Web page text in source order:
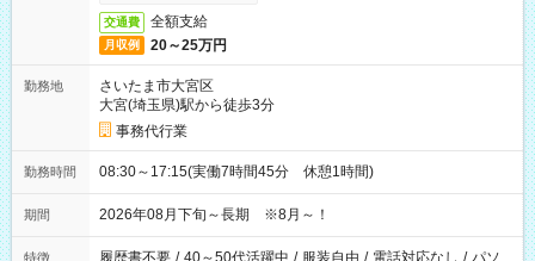
交通費 全額支給
月収例 20～25万円
勤務地
さいたま市大宮区
大宮(埼玉県)駅から徒歩3分
事務代行業
勤務時間 08:30～17:15(実働7時間45分 休憩1時間)
期間 2026年08月下旬～長期 ※8月～！
特徴 履歴書不要 / 40～50代活躍中 / 服装自由 / 電話対応なし / パソ